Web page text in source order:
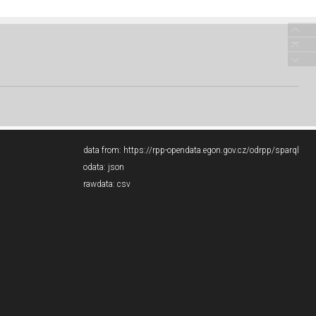
data from: https://rpp-opendata.egon.gov.cz/odrpp/sparql
odata: json
rawdata: csv